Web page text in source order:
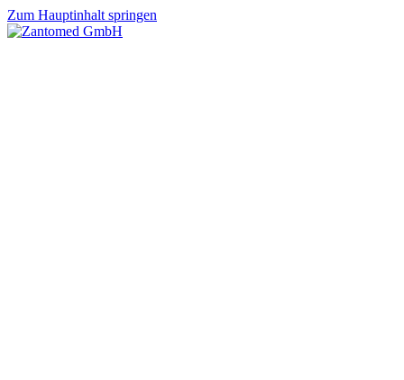
Zum Hauptinhalt springen